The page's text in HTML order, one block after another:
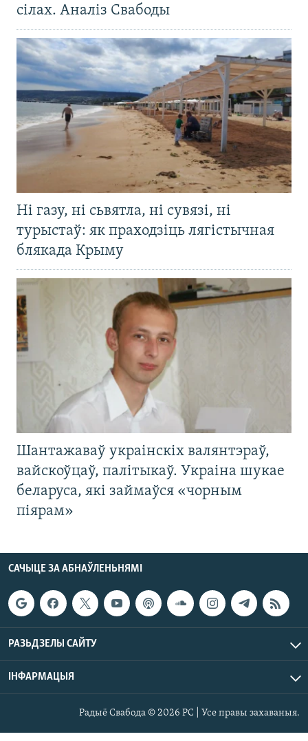
сілах. Аналіз Свабоды
Ні газу, ні сьвятла, ні сувязі, ні
турыстаў: як праходзіць лягістычная
блякада Крыму
Шантажаваў украінскіх валянтэраў,
вайскоўцаў, палітыкаў. Украіна шукае
беларуса, які займаўся «чорным
піярам»
САЧЫЦЕ ЗА АБНАЎЛЕНЬНЯМІ
РАЗЬДЗЕЛЫ САЙТУ
ІНФАРМАЦЫЯ
Радыё Свабода © 2026 РС | Усе правы захаваныя.